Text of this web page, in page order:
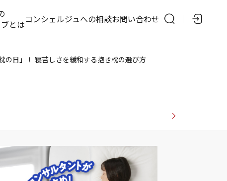
とはコンシェルジュへの相談お問い合わせ
の日」！ 寝苦しさを緩和する抱き枕の選び方